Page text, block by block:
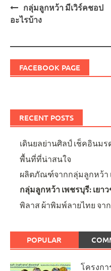
Post
navigation
กลุ่มลูกหว้า มีเวิร์คชอป
อะไรบ้าง
FACEBOOK PAGE
RECENT POSTS
เดินยลย่านศิลป์ เช็คอินมร
พื้นที่ที่น่าสนใจ
ผลิตภัณฑ์จากกลุ่มลูกหว้า
กลุ่มลูกหว้า เพชรบุรี: เย
พิลาส ผ้าพิมพ์ลายไทย จา
POPULAR
โครงกา